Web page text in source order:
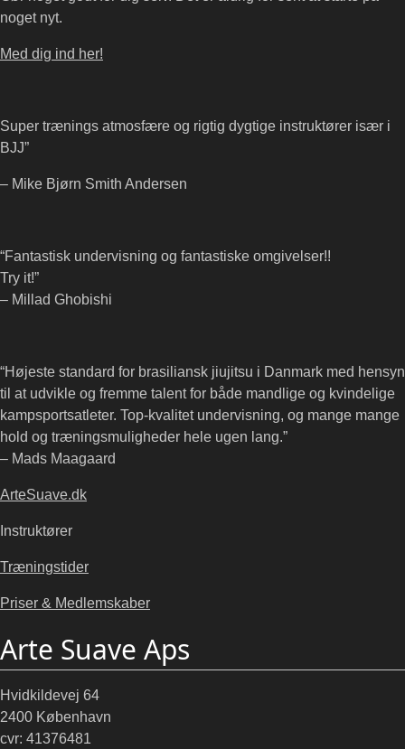
noget nyt.
Med dig ind her!
Super trænings atmosfære og rigtig dygtige instruktører især i
BJJ”
– Mike Bjørn Smith Andersen
“Fantastisk undervisning og fantastiske omgivelser!!
Try it!”
– Millad Ghobishi
“Højeste standard for brasiliansk jiujitsu i Danmark med hensyn
til at udvikle og fremme talent for både mandlige og kvindelige
kampsportsatleter. Top-kvalitet undervisning, og mange mange
hold og træningsmuligheder hele ugen lang.”
– Mads Maagaard
ArteSuave.dk
Instruktører
Træningstider
Priser & Medlemskaber
Arte Suave Aps
Hvidkildevej 64
2400 København
cvr: 41376481